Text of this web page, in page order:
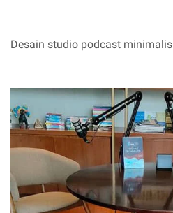
Desain studio podcast minimalis